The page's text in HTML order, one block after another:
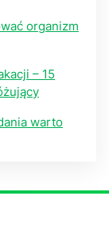
organizm
– 15
warto